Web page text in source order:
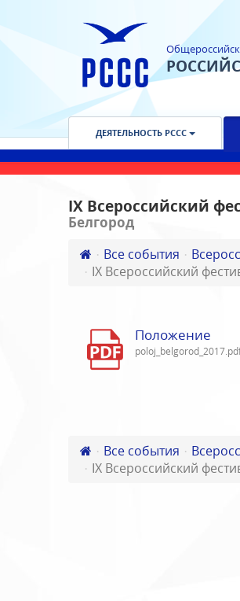
ДЕЯТЕЛЬНОСТЬ РССС
IX Всероссийский
Белгород
Все события
IX Всероссийский
Положение
Все события
IX Всероссийский